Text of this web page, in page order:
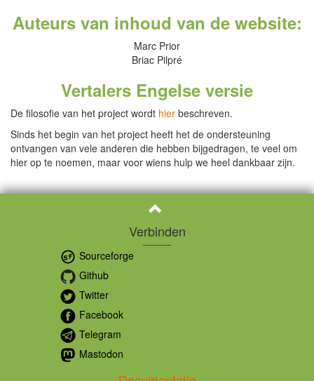
Auteurs van inhoud van de website:
Marc Prior
Briac Pilpré
Vertalers Engelse versie
De filosofie van het project wordt hier beschreven.
Sinds het begin van het project heeft het de ondersteuning
ontvangen van vele anderen die hebben bijgedragen, te veel om
hier op te noemen, maar voor wiens hulp we heel dankbaar zijn.
Verbinden
Sourceforge
Github
Twitter
Facebook
Telegram
Mastodon